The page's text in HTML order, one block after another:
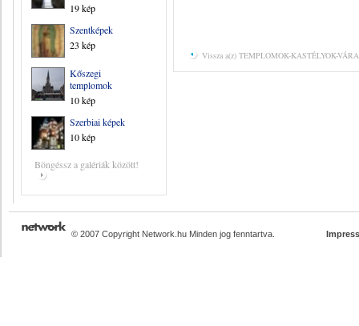
19 kép
Szentképek
23 kép
Kőszegi
templomok
10 kép
Szerbiai képek
10 kép
Böngéssz a galériák között!
Vissza a(z) TEMPLOMOK-KASTÉLYOK-
© 2007 Copyright Network.hu Minden jog fenntartva.